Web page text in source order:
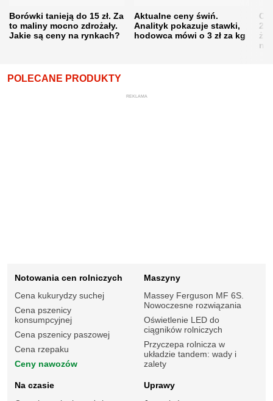
Borówki tanieją do 15 zł. Za
to maliny mocno zdrożały.
Jakie są ceny na rynkach?
Aktualne ceny świń.
Analityk pokazuje stawki,
hodowca mówi o 3 zł za kg
POLECANE PRODUKTY
REKLAMA
Notowania cen rolniczych
Cena kukurydzy suchej
Cena pszenicy
konsumpcyjnej
Cena pszenicy paszowej
Cena rzepaku
Ceny nawozów
Maszyny
Massey Ferguson MF 6S.
Nowoczesne rozwiązania
Oświetlenie LED do
ciągników rolniczych
Przyczepa rolnicza w
układzie tandem: wady i
zalety
Na czasie
Uprawy